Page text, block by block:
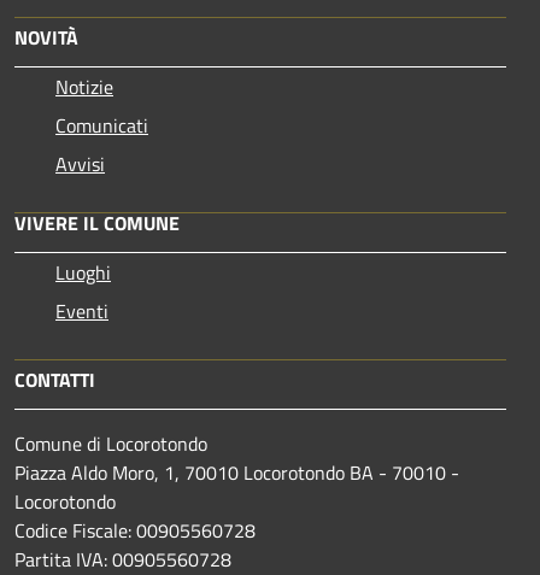
NOVITÀ
Notizie
Comunicati
Avvisi
VIVERE IL COMUNE
Luoghi
Eventi
CONTATTI
Comune di Locorotondo
Piazza Aldo Moro, 1, 70010 Locorotondo BA - 70010 -
Locorotondo
Codice Fiscale: 00905560728
Partita IVA: 00905560728